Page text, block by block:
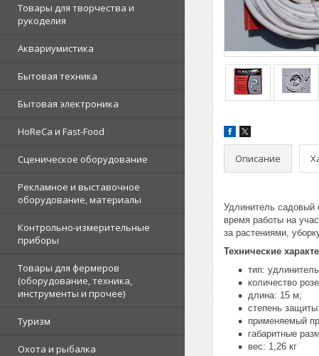
Товары для творчества и
рукоделия
Аквариумистика
Бытовая техника
Бытовая электроника
HoReCa и Fast-Food
Сценическое оборудование
Рекламное и выставочное
оборудование, материалы
Контрольно-измерительные
приборы
Товары для фермеров
(оборудование, техника,
инструменты и прочее)
Туризм
Охота и рыбалка
Описание
Удлинитель садовый
время работы на
за растениями,
Технические
тип:
количество
длина: 15 м;
степень
применяемый
габаритные
вес: 1,26 кг